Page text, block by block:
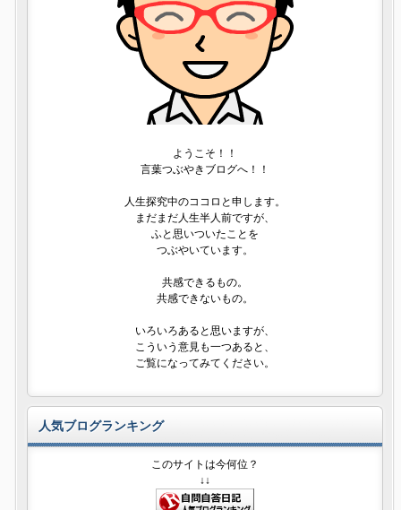
ようこそ！！
言葉つぶやきブログへ！！
人生探究中のココロと申します。
まだまだ人生半人前ですが、
ふと思いついたことを
つぶやいています。
共感できるもの。
共感できないもの。
いろいろあると思いますが、
こういう意見も一つあると、
ご覧になってみてください。
人気ブログランキング
このサイトは今何位？
↓↓